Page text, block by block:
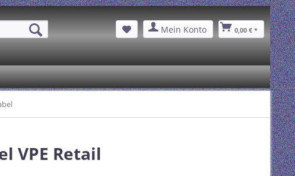
Mein Konto 0,00 € *
VPE Retail